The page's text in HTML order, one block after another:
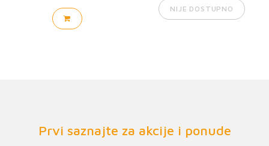
NIJE DOSTUPNO
Prvi saznajte za akcije i ponude